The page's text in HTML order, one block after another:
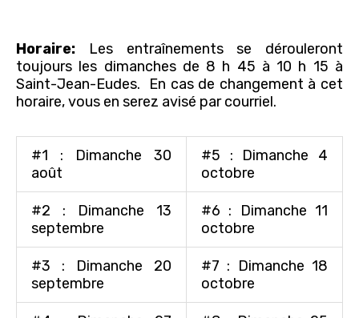
Horaire:
Les entraînements se dérouleront
toujours les dimanches de 8 h 45 à 10 h 15 à
Saint-Jean-Eudes. En cas de changement à cet
horaire, vous en serez avisé par courriel.
#1 : Dimanche 30
août
#5 : Dimanche 4
octobre
#2 : Dimanche 13
septembre
#6 : Dimanche 11
octobre
#3 : Dimanche 20
septembre
#7 : Dimanche 18
octobre